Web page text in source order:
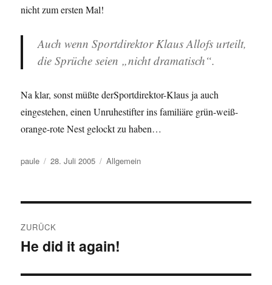
nicht zum ersten Mal!
Auch wenn Sportdirektor Klaus Allofs urteilt,
die Sprüche seien „nicht dramatisch“.
Na klar, sonst müßte derSportdirektor-Klaus ja auch
eingestehen, einen Unruhestifter ins familiäre grün-weiß-
orange-rote Nest gelockt zu haben…
Autor
paule
Veröffentlicht
28. Juli 2005 Kategorien
Allgemein
ZURÜCK
Vorheriger
He did it again!